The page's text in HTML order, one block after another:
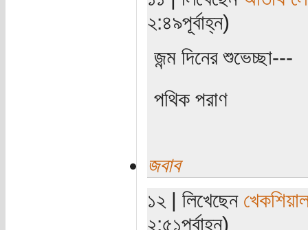
২:৪৯পূর্বাহ্ন)
জন্ম দিনের শুভেচ্ছা---
পথিক পরাণ
জবাব
১২ | লিখেছেন
২:৫১পূর্বাহ্ন)